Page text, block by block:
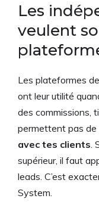
Les
veulent
Les plateformes
ont leur utilité
des commissions,
permettent pas de
avec tes clients
supérieur, il faut
leads. C’est
System.